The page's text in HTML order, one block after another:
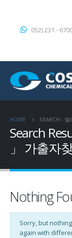
052) 231 -
HOME SEARCH -
Search
」 가출자
Nothing
Sorry, but
again with